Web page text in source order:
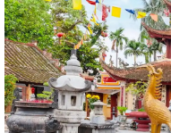
UBND phường Lưu Kiếm
thông tin, truyền thông y tế
UBND phường Lưu Kiếm
kiểm tra hồ sơ đăng ký, cấp